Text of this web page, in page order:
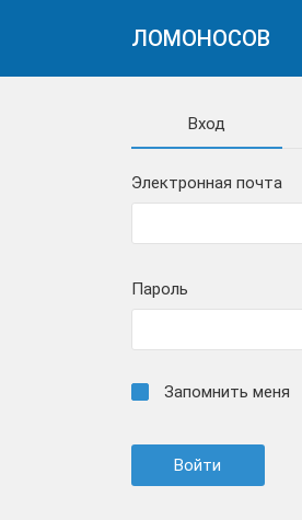
ЛОМОНОСОВ
Вход
Электронная почта
Пароль
Запомнить меня